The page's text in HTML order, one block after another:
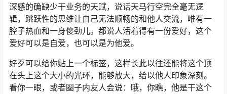
深感的确缺少干业务的天赋，说话天马行空完全毫无逻
辑，跳跃性的思维让自己无法顺畅的和他人交流，唯有一
腔子热血和一身傻劲儿。都说人活着得有一份爱好，这个
爱好可以是自爱，也可以是为他爱。
好歹可以给你贴上一个标签，这样长此以往还能将这个顶
在头上这个大小的光环，能够放大，给以他人印象深刻。
看你一眼，或者圈子内友人会说：哦，你瞧，他是干这个